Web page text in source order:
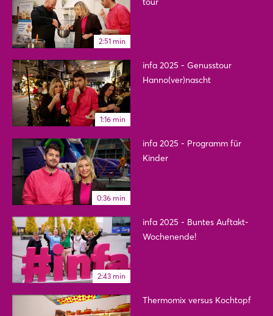
2:51 min
1:16 min
infa 2025 - Genusstour
Hanno(ver)nascht
0:36 min
infa 2025 - Programm für
Kinder
2:43 min
infa 2025 - Buntes Auftakt-
Wochenende!
Thermomix versus Kochtopf
Login
Einloggen
Passwort vergessen?
Noch nicht angemeldet?
Jetzt registrieren